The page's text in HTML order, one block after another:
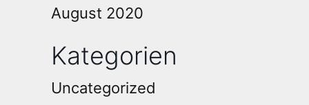
August 2020
Kategorien
Uncategorized